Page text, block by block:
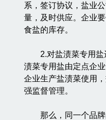
系，签订协议，盐业
量，及时供应。企业
食盐的库存。
2.对盐渍菜专用盐
渍菜专用盐由定点企
企业生产盐渍菜使用
强监督管理。
那么，同一个品牌